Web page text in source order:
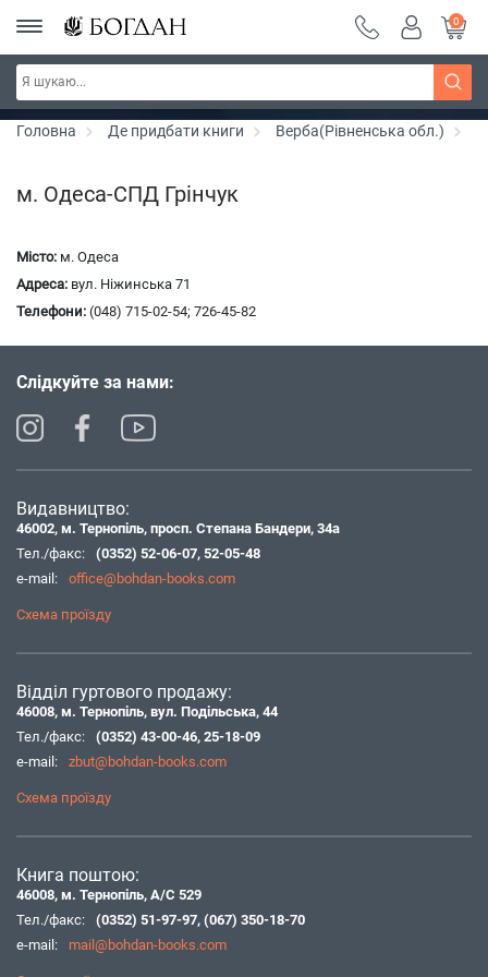
Серія "Чейзіана" ~ знижка 20%
0
Головна Де придбати книги Верба(Рівненська обл.)
м. Одеса-СПД Грінчук
Місто: м. Одеса
Адреса: вул. Ніжинська 71
Телефони: (048) 715-02-54; 726-45-82
Слідкуйте за нами:
Видавництво:
46002, м. Тернопіль, просп. Степана Бандери, 34а
Тел./факс:
(0352) 52-06-07, 52-05-48
e-mail:
office@bohdan-books.com
Схема проїзду
Відділ гуртового продажу:
46008, м. Тернопіль, вул. Подільська, 44
Тел./факс:
(0352) 43-00-46, 25-18-09
e-mail:
zbut@bohdan-books.com
Схема проїзду
Книга поштою:
46008, м. Тернопіль, А/С 529
Тел./факс:
(0352) 51-97-97, (067) 350-18-70
e-mail:
mail@bohdan-books.com